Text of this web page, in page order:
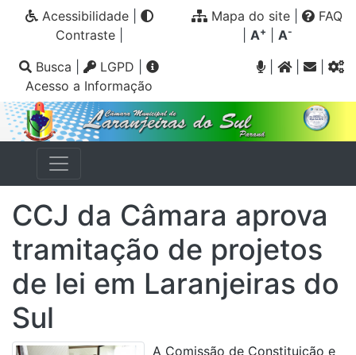
Acessibilidade|
Contraste|
Mapa do site
FAQ
A+ A-
Busca LGPD
Acesso a Informação
|
CCJ da Câmara aprova
tramitação de projetos
de lei em Laranjeiras do
Sul
A Comissão de Constituição e